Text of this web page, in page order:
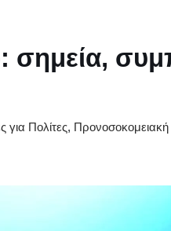
σημεία,
για Πολίτες, Προνοσοκομειακή